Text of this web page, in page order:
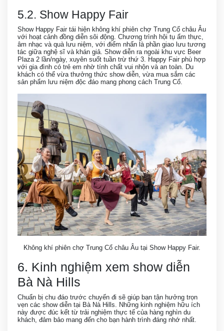
5.2. Show Happy Fair
Show Happy Fair tái hiện không khí phiên chợ Trung Cổ châu Âu
với hoạt cảnh đồng diễn sôi động. Chương trình hội tụ ẩm thực,
âm nhạc và quà lưu niệm, với điểm nhấn là phần giao lưu tương
tác giữa nghệ sĩ và khán giả. Show diễn ra ngoài khu vực Beer
Plaza 2 lần/ngày, xuyên suốt tuần trừ thứ 3. Happy Fair phù hợp
với gia đình có trẻ em nhờ tính chất vui nhộn và an toàn. Du
khách có thể vừa thưởng thức show diễn, vừa mua sắm các
sản phẩm lưu niệm độc đáo mang phong cách Trung Cổ.
Không khí phiên chợ Trung Cổ châu Âu tại Show Happy Fair.
6. Kinh nghiệm xem show diễn
Bà Nà Hills
Chuẩn bị chu đáo trước chuyến đi sẽ giúp bạn tận hưởng trọn
vẹn các show diễn tại Bà Nà Hills. Những kinh nghiệm hữu ích
này được đúc kết từ trải nghiệm thực tế của hàng nghìn du
khách, đảm bảo mang đến cho bạn hành trình đáng nhớ nhất.